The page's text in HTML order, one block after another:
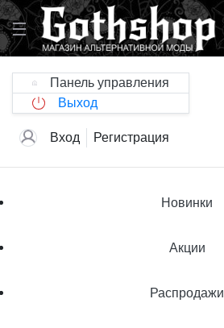
Панель управления
Выход
Вход Регистрация
Новинки
Акции
Распродажи